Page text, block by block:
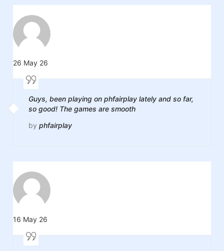
26 May 26
Guys, been playing on phfairplay lately and so far,
so good! The games are smooth
by phfairplay
16 May 26